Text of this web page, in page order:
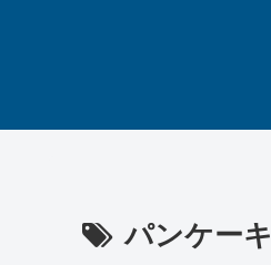
パンケーキ